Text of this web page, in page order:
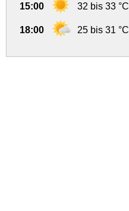
15:00 32 bis 33 °C
18:00 25 bis 31 °C